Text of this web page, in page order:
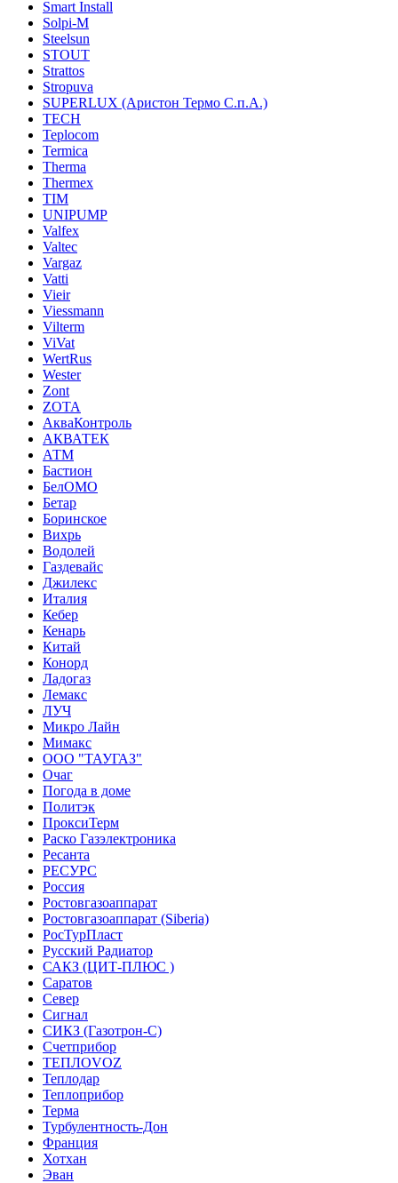
Smart Install
Solpi-M
Steelsun
STOUT
Strattos
Stropuva
SUPERLUX (Аристон Термо С.п.А.)
TECH
Teplocom
Termica
Therma
Thermex
TIM
UNIPUMP
Valfex
Valtec
Vargaz
Vatti
Vieir
Viessmann
Vilterm
ViVat
WertRus
Wester
Zont
ZOTA
АкваКонтроль
АКВАТЕК
АТМ
Бастион
БелОМО
Бетар
Боринское
Вихрь
Водолей
Газдевайс
Джилекс
Италия
Кебер
Кенарь
Китай
Конорд
Ладогаз
Лемакс
ЛУЧ
Микро Лайн
Мимакс
ООО "ТАУГАЗ"
Очаг
Погода в доме
Политэк
ПроксиТерм
Раско Газэлектроника
Ресанта
РЕСУРС
Россия
Ростовгазоаппарат
Ростовгазоаппарат (Siberia)
РосТурПласт
Русский Радиатор
САКЗ (ЦИТ-ПЛЮС )
Саратов
Север
Сигнал
СИКЗ (Газотрон-С)
Счетприбор
ТЕПЛОVOZ
Теплодар
Теплоприбор
Терма
Турбулентность-Дон
Франция
Хотхан
Эван